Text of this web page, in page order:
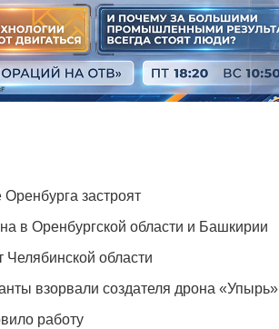
застроят
в Оренбургской области и Башкирии
Челябинской области
взорвали создателя дрона «Упырь»
работу